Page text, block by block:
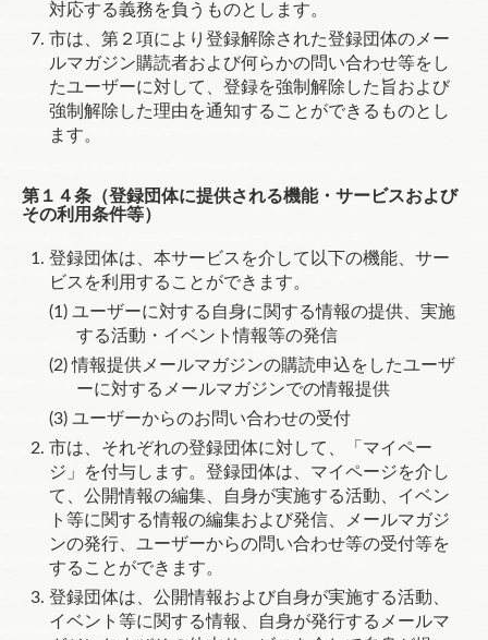
対応する義務を負うものとします。
市は、第２項により登録解除された登録団体のメー
ルマガジン購読者および何らかの問い合わせ等をし
たユーザーに対して、登録を強制解除した旨および
強制解除した理由を通知することができるものとし
ます。
第１４条（登録団体に提供される機能・サービスおよび
その利用条件等）
登録団体は、本サービスを介して以下の機能、サー
ビスを利用することができます。
ユーザーに対する自身に関する情報の提供、実施
する活動・イベント情報等の発信
情報提供メールマガジンの購読申込をしたユーザ
ーに対するメールマガジンでの情報提供
ユーザーからのお問い合わせの受付
市は、それぞれの登録団体に対して、「マイペー
ジ」を付与します。登録団体は、マイページを介し
て、公開情報の編集、自身が実施する活動、イベン
ト等に関する情報の編集および発信、メールマガジ
ンの発行、ユーザーからの問い合わせ等の受付等を
することができます。
登録団体は、公開情報および自身が実施する活動、
イベント等に関する情報、自身が発行するメールマ